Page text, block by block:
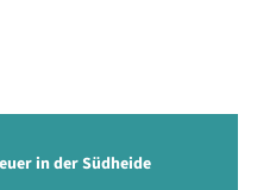
in der Südheide